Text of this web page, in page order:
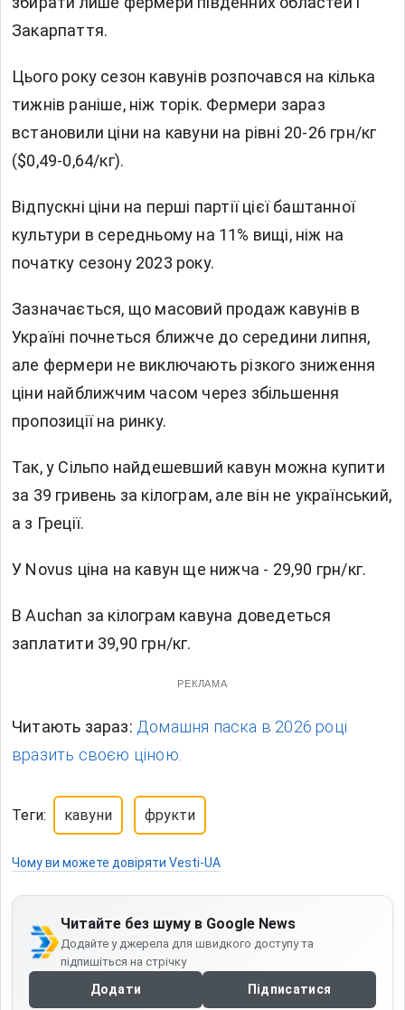
Закарпаття.
Цього року сезон кавунів розпочався на кілька
тижнів раніше, ніж торік. Фермери зараз
встановили ціни на кавуни на рівні 20-26 грн/кг
($0,49-0,64/кг).
Відпускні ціни на перші партії цієї баштанної
культури в середньому на 11% вищі, ніж на
початку сезону 2023 року.
Зазначається, що масовий продаж кавунів в
Україні почнеться ближче до середини липня,
але фермери не виключають різкого зниження
ціни найближчим часом через збільшення
пропозиції на ринку.
Так, у Сільпо найдешевший кавун можна купити
за 39 гривень за кілограм, але він не український,
а з Греції.
У Novus ціна на кавун ще нижча - 29,90 грн/кг.
В Auchan за кілограм кавуна доведеться
заплатити 39,90 грн/кг.
РЕКЛАМА
Читають зараз: Домашня паска в 2026 році
вразить своєю ціною.
Теги: кавуни фрукти
Чому ви можете довіряти Vesti-UA
Читайте без шуму в Google News
Додайте у джерела для швидкого доступу та
підпишіться на стрічку
Додати Підписатися